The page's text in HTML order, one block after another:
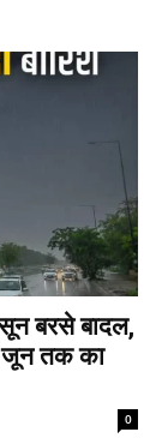
बरसे बादल,
जून तक का
0